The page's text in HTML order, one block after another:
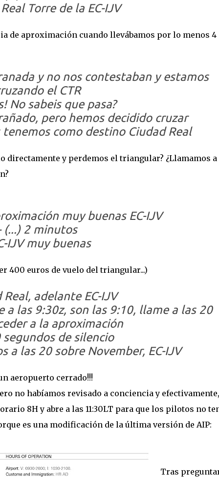
Torre de la EC-IJV
de aproximación cuando llevábamos por lo menos 4
y no nos contestaban y estamos
el CTR
No sabeis que pasa?
pero hemos decidido cruzar
tenemos como destino Ciudad Real
directamente y perdemos el triangular? ¿Llamamos a
muy buenas EC-IJV
(...) 2 minutos
IJV muy buenas
400 euros de vuelo del triangular...)
Real, adelante EC-IJV
a las 9:30z, son las 9:10, llame a las 20
a la aproximación
segundos de silencio
a las 20 sobre November, EC-IJV
aeropuerto cerrado!!!
no habíamos revisado a conciencia y
8H y abre a las 11:30LT para que los pilotos no
es una modificación de la última versión de AIP:
Tras